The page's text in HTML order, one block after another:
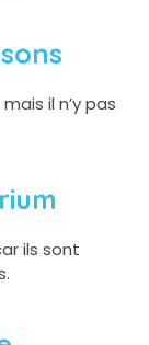
il n’y pas
ils sont